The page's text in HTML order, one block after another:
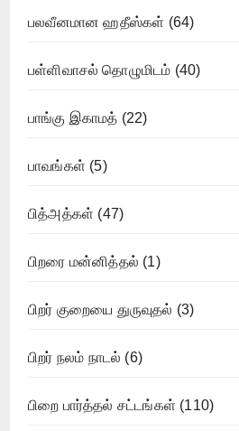
பலவீனமான ஹதீஸ்கள் (64)
பள்ளிவாசல் தொழுமிடம் (40)
பாங்கு இகாமத் (22)
பாவங்கள் (5)
பித்அத்கள் (47)
பிறரை மன்னித்தல் (1)
பிறர் குறையை துருவுதல் (3)
பிறர் நலம் நாடல் (6)
பிறை பார்த்தல் சட்டங்கள் (110)